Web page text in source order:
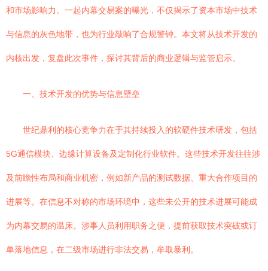
和市场影响力。一起内幕交易案的曝光，不仅揭示了资本市场中技术
与信息的灰色地带，也为行业敲响了合规警钟。本文将从技术开发的
内核出发，复盘此次事件，探讨其背后的商业逻辑与监管启示。
一、技术开发的优势与信息壁垒
世纪鼎利的核心竞争力在于其持续投入的软硬件技术研发，包括
5G通信模块、边缘计算设备及定制化行业软件。这些技术开发往往涉
及前瞻性布局和商业机密，例如新产品的测试数据、重大合作项目的
进展等。在信息不对称的市场环境中，这些未公开的技术进展可能成
为内幕交易的温床。涉事人员利用职务之便，提前获取技术突破或订
单落地信息，在二级市场进行非法交易，牟取暴利。